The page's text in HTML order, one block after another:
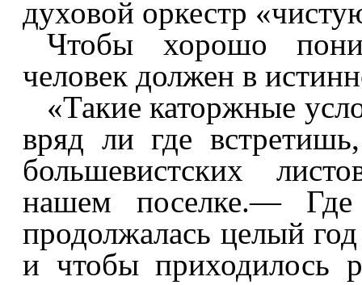
духовой оркестр
Чтобы хорошо
человек должен в
«Такие каторжные
вряд ли где
большевистских
нашем поселке.—
продолжалась целый
и чтобы приходилось